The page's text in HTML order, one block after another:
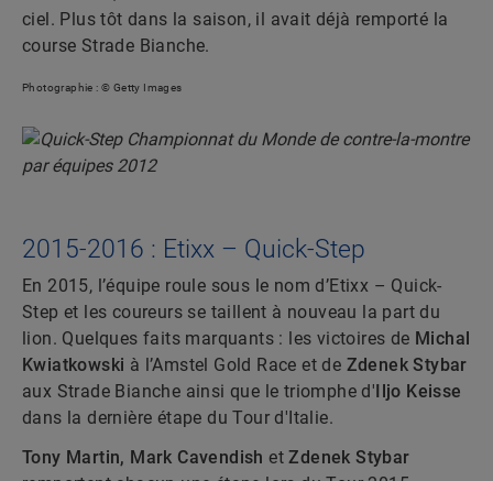
ciel. Plus tôt dans la saison, il avait déjà remporté la
course Strade Bianche.
Photographie : © Getty Images
2015-2016 : Etixx – Quick-Step
En 2015, l’équipe roule sous le nom d’Etixx – Quick-
Step et les coureurs se taillent à nouveau la part du
lion. Quelques faits marquants : les victoires de Michal
Kwiatkowski à l’Amstel Gold Race et de Zdenek Stybar
aux Strade Bianche ainsi que le triomphe d'Iljo Keisse
dans la dernière étape du Tour d'Italie.
Tony Martin, Mark Cavendish etZdenek Stybar